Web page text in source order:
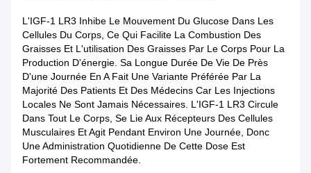
L'IGF-1 LR3 Inhibe Le Mouvement Du Glucose Dans Les
Cellules Du Corps, Ce Qui Facilite La Combustion Des
Graisses Et L'utilisation Des Graisses Par Le Corps Pour La
Production D'énergie. Sa Longue Durée De Vie De Près
D'une Journée En A Fait Une Variante Préférée Par La
Majorité Des Patients Et Des Médecins Car Les Injections
Locales Ne Sont Jamais Nécessaires. L'IGF-1 LR3 Circule
Dans Tout Le Corps, Se Lie Aux Récepteurs Des Cellules
Musculaires Et Agit Pendant Environ Une Journée, Donc
Une Administration Quotidienne De Cette Dose Est
Fortement Recommandée.